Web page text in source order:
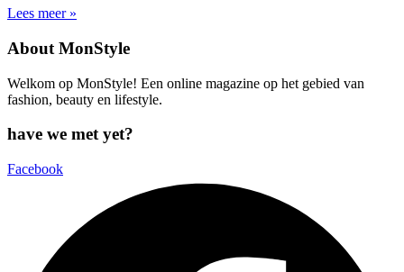
Lees meer »
About MonStyle
Welkom op MonStyle! Een online magazine op het gebied van
fashion, beauty en lifestyle.
have we met yet?
Facebook